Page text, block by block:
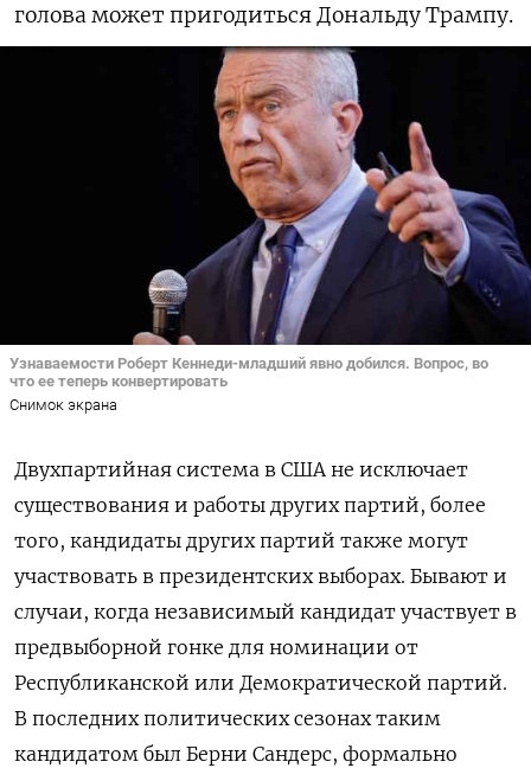
голова может пригодиться Дональду Трампу.
Узнаваемости Роберт Кеннеди-младший явно добился. Вопрос, во
что ее теперь конвертировать
Снимок экрана
Двухпартийная система в США не исключает
существования и работы других партий, более
того, кандидаты других партий также могут
участвовать в президентских выборах. Бывают и
случаи, когда независимый кандидат участвует в
предвыборной гонке для номинации от
Республиканской или Демократической партий.
В последних политических сезонах таким
кандидатом был Берни Сандерс, формально